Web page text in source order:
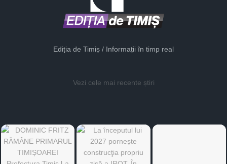
Ediția de Timiș / Informații în timp real
Vezi cele mai recente știri